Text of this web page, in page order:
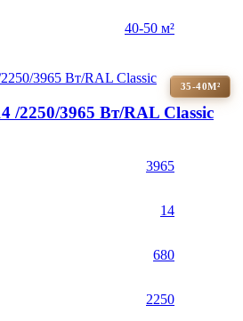
40-50 м²
35-40М²
/2250/3965 Вт/RAL Classic
3965
14
680
2250